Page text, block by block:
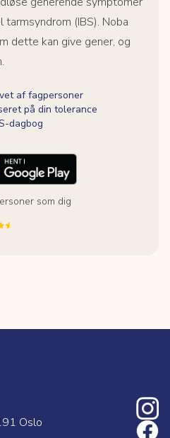
(IBS). Noba
dette kan give gener, og
af fagpersoner
på din tolerance
dagbog
som dig
Oslo